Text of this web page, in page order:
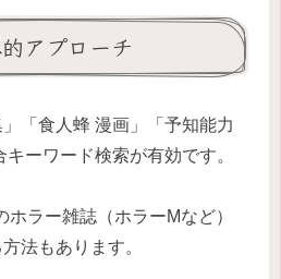
アプローチ
「食人蜂 漫画」「予知能力
ーワード検索が有効です。
ラー雑誌（ホラーMなど）
法もあります。